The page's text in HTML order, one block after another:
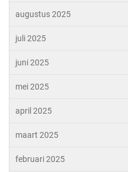
augustus 2025
juli 2025
juni 2025
mei 2025
april 2025
maart 2025
februari 2025